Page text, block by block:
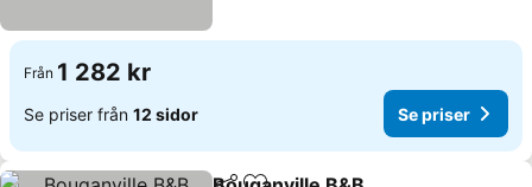
Från 1 282 kr
Se priser från 12 sidor Se priser